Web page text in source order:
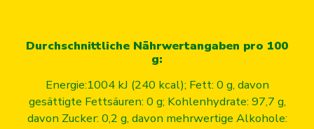
Durchschnittliche Nährwertangaben pro 100
g:
Energie:1004 kJ (240 kcal); Fett: 0 g, davon
gesättigte Fettsäuren: 0 g; Kohlenhydrate: 97,7 g,
davon Zucker: 0,2 g, davon mehrwertige Alkohole: